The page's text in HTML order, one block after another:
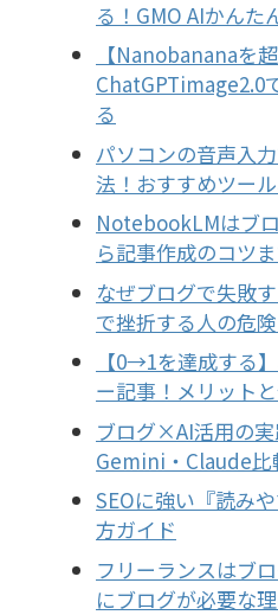
る！GMO AIかんた
【Nanobananaを
ChatGPTimage2.0
る
パソコンの音声入
法！おすすめツー
NotebookLMはブ
ら記事作成のコツ
なぜブログで失敗
で挫折する人の危
【0→1を達成する
ー記事！メリット
ブログ×AI活用の実
Gemini・Claude比
SEOに強い『読み
方ガイド
フリーランスはブ
にブログが必要な